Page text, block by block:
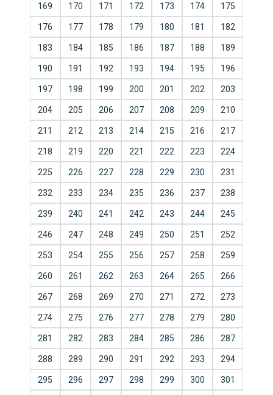
169 170 171 172 173 174 175
176 177 178 179 180 181 182
183 184 185 186 187 188 189
190 191 192 193 194 195 196
197 198 199 200 201 202 203
204 205 206 207 208 209 210
211 212 213 214 215 216 217
218 219 220 221 222 223 224
225 226 227 228 229 230 231
232 233 234 235 236 237 238
239 240 241 242 243 244 245
246 247 248 249 250 251 252
253 254 255 256 257 258 259
260 261 262 263 264 265 266
267 268 269 270 271 272 273
274 275 276 277 278 279 280
281 282 283 284 285 286 287
288 289 290 291 292 293 294
295 296 297 298 299 300 301